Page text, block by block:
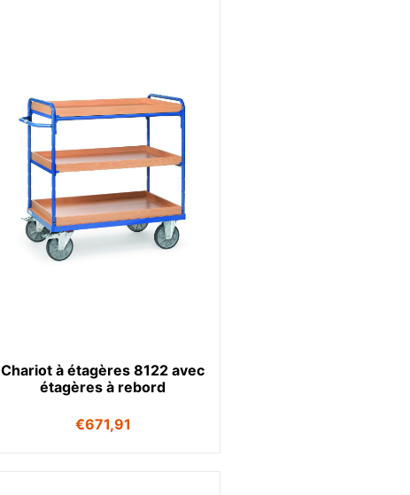
Chariot à étagères 8122 avec
étagères à rebord
€671,91